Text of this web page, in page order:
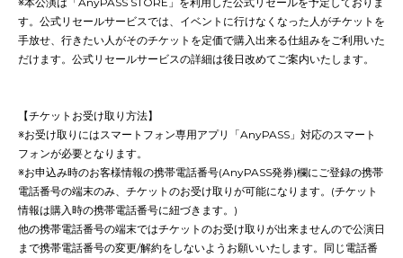
す。公式リセールサービスでは、イベントに行けなくなった人がチケットを
手放せ、行きたい人がそのチケットを定価で購入出来る仕組みをご利用いた
だけます。公式リセールサービスの詳細は後日改めてご案内いたします。
【チケットお受け取り方法】
※お受け取りにはスマートフォン専用アプリ「AnyPASS」対応のスマート
フォンが必要となります。
※お申込み時のお客様情報の携帯電話番号(AnyPASS発券)欄にご登録の携帯
電話番号の端末のみ、チケットのお受け取りが可能になります。(チケット
情報は購入時の携帯電話番号に紐づきます。)
他の携帯電話番号の端末ではチケットのお受け取りが出来ませんので公演日
まで携帯電話番号の変更/解約をしないようお願いいたします。同じ電話番